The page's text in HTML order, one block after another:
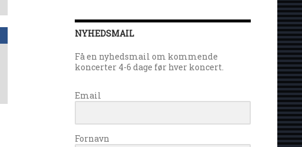
NYHEDSMAIL
Få en nyhedsmail om kommende
koncerter 4-6 dage før hver koncert.
Email
Fornavn